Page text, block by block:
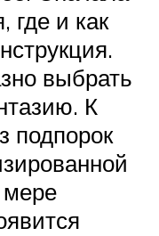
где и как
выбрать
К
подпорок
мере